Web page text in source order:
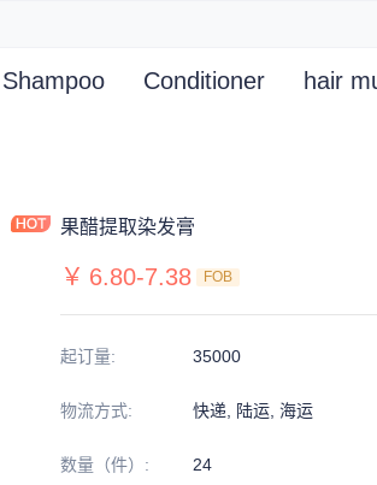
Shampoo Conditioner hair
果醋提取染发膏
￥ 6.80-7.38 FOB
起订量: 35000
物流方式: 快递, 陆运, 海运
数量（件） : 24